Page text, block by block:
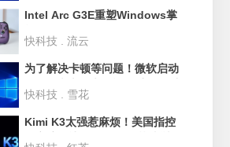
Intel Arc G3E重塑Windows掌
度评测：性能狂甩AMD 42% 续
航2倍于任天堂Switch
快科技 . 流云
为了解决卡顿等问题！微软启动
30年老旧代码
快科技 . 雪花
Kimi K3太强惹麻烦！美国指控